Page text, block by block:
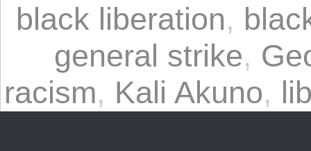
black liberation,
general strike,
racism, Kali Akuno,